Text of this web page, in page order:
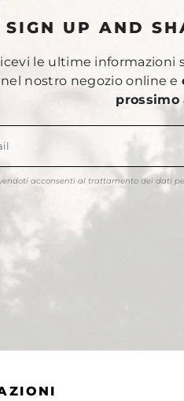
SIGN UP AND
le ultime informazioni
nostro negozio online e
prossimo
acconsenti al trattamento dei dati